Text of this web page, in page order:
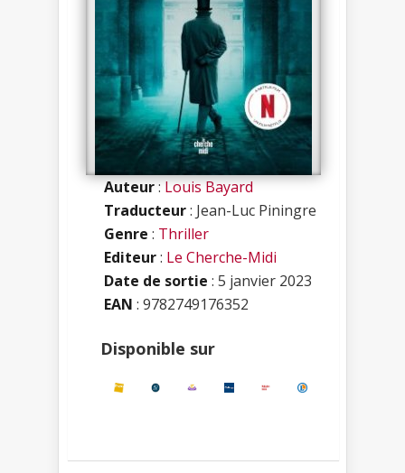
Auteur:Louis Bayard
Traducteur: Jean-Luc Piningre
Genre : Thriller
Editeur: Le Cherche-Midi
Date de sortie : 5 janvier 2023
EAN : 9782749176352
Disponible sur